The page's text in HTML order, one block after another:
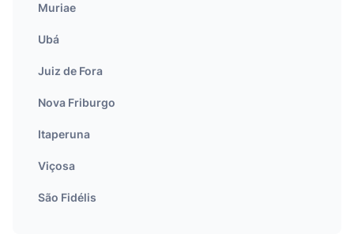
Muriae
Ubá
Juiz de Fora
Nova Friburgo
Itaperuna
Viçosa
São Fidélis